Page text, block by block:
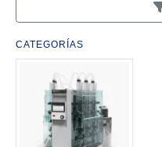
CATEGORÍAS